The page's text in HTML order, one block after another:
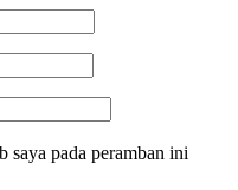
saya pada peramban ini